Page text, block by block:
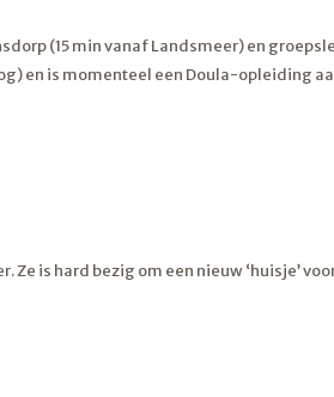
(15 min vanaf Landsmeer) en
en is momenteel een Doula-opleiding
is hard bezig om een nieuw ‘huisje’